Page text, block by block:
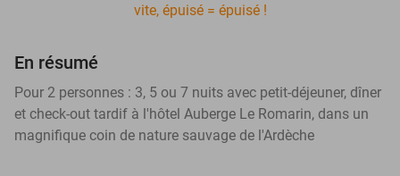
vite, épuisé = épuisé !
En résumé
Pour 2 personnes : 3, 5 ou 7 nuits avec petit-déjeuner, dîner
et check-out tardif à l'hôtel Auberge Le Romarin, dans un
magnifique coin de nature sauvage de l'Ardèche